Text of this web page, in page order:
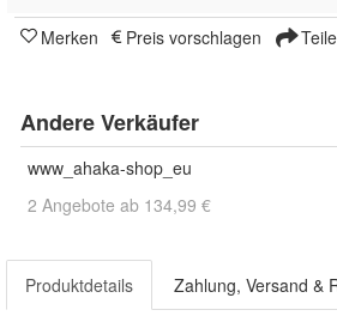
Merken Preis vorschlagen
Andere Verkäufer
www_ahaka-shop_eu
2 Angebote ab 134,99 €
Produktdetails Zahlung, Versand &